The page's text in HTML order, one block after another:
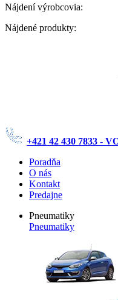
Nájdení výrobcovia:
Nájdené produkty:
+421 42 430 7833 -
Poradňa
O nás
Kontakt
Predajne
Pneumatiky
Pneumatiky